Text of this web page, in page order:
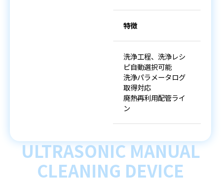
特徴
洗浄工程、洗浄レシ
ピ自動選択可能
洗浄パラメータログ
取得対応
廃熱再利用配管ライ
ン
ULTRASONIC MANUAL
CLEANING DEVICE